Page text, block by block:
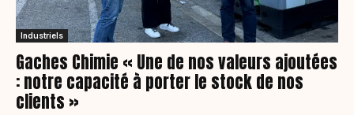
Industriels
Gaches Chimie « Une de nos valeurs ajoutées
: notre capacité à porter le stock de nos
clients »